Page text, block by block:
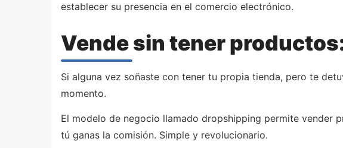
establecer su presencia en el comercio electrónico. ​
Vende sin tener
Si alguna vez soñaste con tener tu propia tienda, pero te
momento.
El modelo de negocio llamado dropshipping permite vender
tú ganas la comisión. Simple y revolucionario.